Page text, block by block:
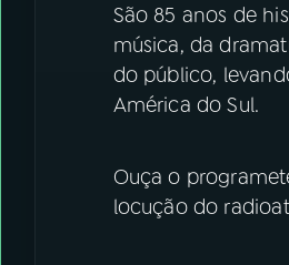
São 85 anos de
música, da
do público,
América do Sul.
Ouça o
locução do